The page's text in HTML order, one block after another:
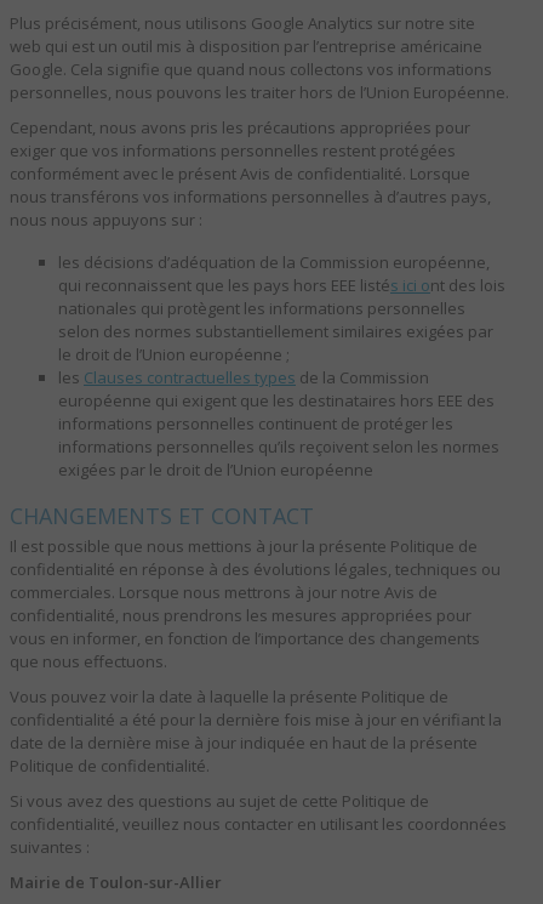
Plus précisément, nous utilisons Google Analytics sur notre site
web qui est un outil mis à disposition par l’entreprise américaine
Google. Cela signifie que quand nous collectons vos informations
personnelles, nous pouvons les traiter hors de l’Union Européenne.
Cependant, nous avons pris les précautions appropriées pour
exiger que vos informations personnelles restent protégées
conformément avec le présent Avis de confidentialité. Lorsque
nous transférons vos informations personnelles à d’autres pays,
nous nous appuyons sur :
les décisions d’adéquation de la Commission européenne,
qui reconnaissent que les pays hors EEE listés ici ont des lois
nationales qui protègent les informations personnelles
selon des normes substantiellement similaires exigées par
le droit de l’Union européenne ;
les Clauses contractuelles types de la Commission
européenne qui exigent que les destinataires hors EEE des
informations personnelles continuent de protéger les
informations personnelles qu’ils reçoivent selon les normes
exigées par le droit de l’Union européenne
CHANGEMENTS ET CONTACT
Il est possible que nous mettions à jour la présente Politique de
confidentialité en réponse à des évolutions légales, techniques ou
commerciales. Lorsque nous mettrons à jour notre Avis de
confidentialité, nous prendrons les mesures appropriées pour
vous en informer, en fonction de l’importance des changements
que nous effectuons.
Vous pouvez voir la date à laquelle la présente Politique de
confidentialité a été pour la dernière fois mise à jour en vérifiant la
date de la dernière mise à jour indiquée en haut de la présente
Politique de confidentialité.
Si vous avez des questions au sujet de cette Politique de
confidentialité, veuillez nous contacter en utilisant les coordonnées
suivantes :
Mairie de Toulon-sur-Allier